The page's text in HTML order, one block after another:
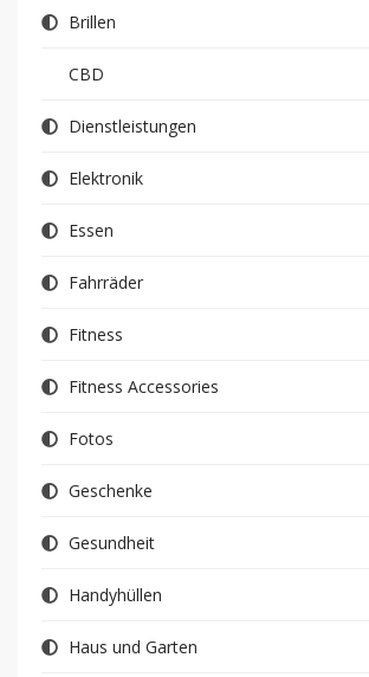
Brillen
CBD
Dienstleistungen
Elektronik
Essen
Fahrräder
Fitness
Fitness Accessories
Fotos
Geschenke
Gesundheit
Handyhüllen
Haus und Garten